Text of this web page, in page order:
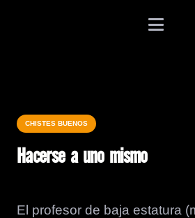
CHISTES BUENOS
Hacerse a uno mismo
El profesor de baja estatura